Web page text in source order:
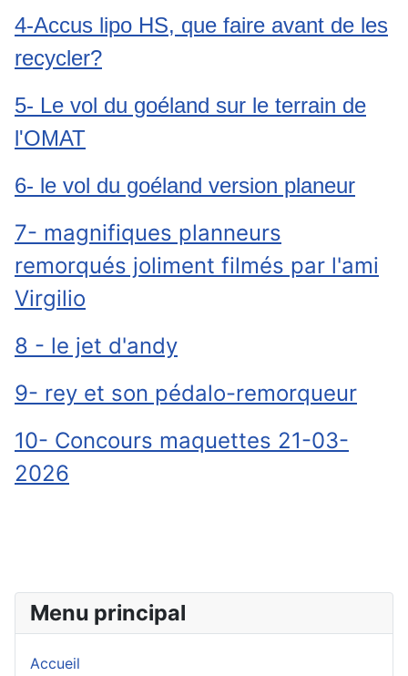
4-Accus lipo HS, que faire avant de les
recycler?
5- Le vol du goéland sur le terrain de
l'OMAT
6- le vol du goéland version planeur
7- magnifiques planneurs
remorqués joliment filmés par l'ami
Virgilio
8 - le jet d'andy
9- rey et son pédalo-remorqueur
10- Concours maquettes 21-03-
2026
Menu principal
Accueil